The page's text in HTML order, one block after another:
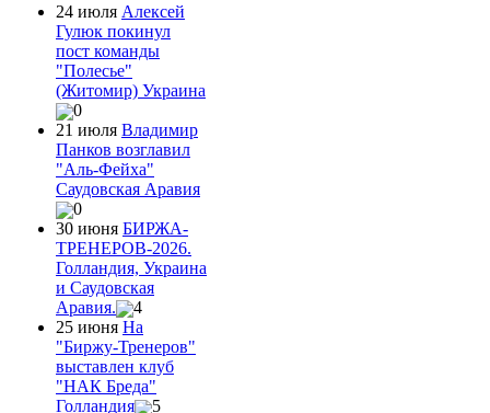
24 июля Алексей
Гулюк покинул
пост команды
"Полесье"
(Житомир) Украина
0
21 июля Владимир
Панков возглавил
"Аль-Фейха"
Саудовская Аравия
0
30 июня БИРЖА-
ТРЕНЕРОВ-2026.
Голландия, Украина
и Саудовская
Аравия.
4
25 июня На
"Биржу-Тренеров"
выставлен клуб
"НАК Бреда"
Голландия
5